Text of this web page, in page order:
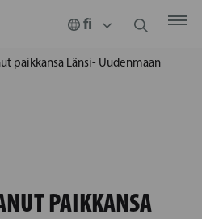
paikkansa Länsi- Uudenmaan
PAIKKANSA